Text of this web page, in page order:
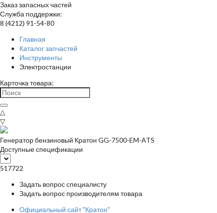
Заказ запасных частей
Служба поддержки:
8 (4212) 91-54-80
Главная
Каталог запчастей
Инструменты
Электростанции
Карточка товара:
△
▽
Генератор бензиновый Кратон GG-7500-EM-ATS
Доступные спецификации
517722
Задать вопрос специалисту
Задать вопрос производителям товара
Официальный сайт "Кратон"